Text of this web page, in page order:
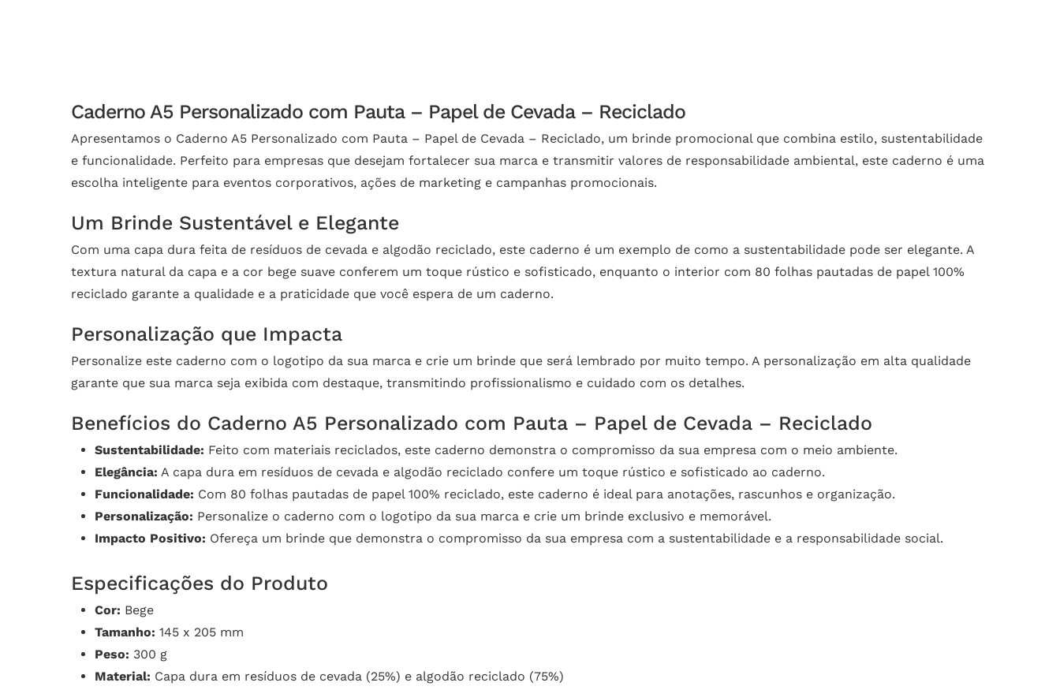
Caderno A5 Personalizado com Pauta – Papel de Cevada – Reciclado
Apresentamos o Caderno A5 Personalizado com Pauta – Papel de Cevada – Reciclado, um brinde promocional que combina estilo, sustentabilidade
e funcionalidade. Perfeito para empresas que desejam fortalecer sua marca e transmitir valores de responsabilidade ambiental, este caderno é uma
escolha inteligente para eventos corporativos, ações de marketing e campanhas promocionais.
Um Brinde Sustentável e Elegante
Com uma capa dura feita de resíduos de cevada e algodão reciclado, este caderno é um exemplo de como a sustentabilidade pode ser elegante. A
textura natural da capa e a cor bege suave conferem um toque rústico e sofisticado, enquanto o interior com 80 folhas pautadas de papel 100%
reciclado garante a qualidade e a praticidade que você espera de um caderno.
Personalização que Impacta
Personalize este caderno com o logotipo da sua marca e crie um brinde que será lembrado por muito tempo. A personalização em alta qualidade
garante que sua marca seja exibida com destaque, transmitindo profissionalismo e cuidado com os detalhes.
Benefícios do Caderno A5 Personalizado com Pauta – Papel de Cevada – Reciclado
Sustentabilidade: Feito com materiais reciclados, este caderno demonstra o compromisso da sua empresa com o meio ambiente.
Elegância: A capa dura em resíduos de cevada e algodão reciclado confere um toque rústico e sofisticado ao caderno.
Funcionalidade: Com 80 folhas pautadas de papel 100% reciclado, este caderno é ideal para anotações, rascunhos e organização.
Personalização: Personalize o caderno com o logotipo da sua marca e crie um brinde exclusivo e memorável.
Impacto Positivo: Ofereça um brinde que demonstra o compromisso da sua empresa com a sustentabilidade e a responsabilidade social.
Especificações do Produto
Cor: Bege
Tamanho: 145 x 205 mm
Peso: 300 g
Material: Capa dura em resíduos de cevada (25%) e algodão reciclado (75%)